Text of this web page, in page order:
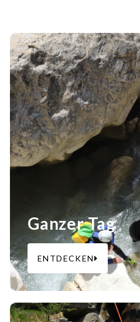
Ganzer Tag
ENTDECKEN